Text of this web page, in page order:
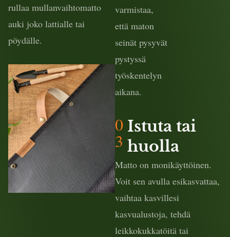
rullaa mullanvaihtomatto
auki joko lattialle tai
pöydälle.
varmistaa,
että maton
seinät pysyvät
pystyssä
työskentelyn
aikana.
0
3
Istuta tai
huolla
Matto on monikäyttöinen.
Voit sen avulla esikasvattaa,
vaihtaa kasvillesi
kasvualustoja, tehdä
leikkokukkatöitä tai